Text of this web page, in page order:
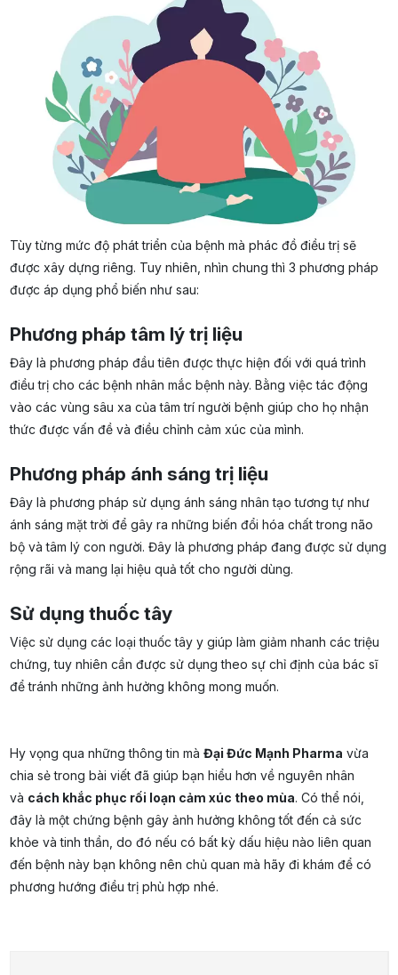
Tùy từng mức độ phát triển của bệnh mà phác đồ điều trị sẽ
được xây dựng riêng. Tuy nhiên, nhìn chung thì 3 phương pháp
được áp dụng phổ biến như sau:
Phương pháp tâm lý trị liệu
Đây là phương pháp đầu tiên được thực hiện đối với quá trình
điều trị cho các bệnh nhân mắc bệnh này. Bằng việc tác động
vào các vùng sâu xa của tâm trí người bệnh giúp cho họ nhận
thức được vấn đề và điều chỉnh cảm xúc của mình.
Phương pháp ánh sáng trị liệu
Đây là phương pháp sử dụng ánh sáng nhân tạo tương tự như
ánh sáng mặt trời để gây ra những biến đổi hóa chất trong não
bộ và tâm lý con người. Đây là phương pháp đang được sử dụng
rộng rãi và mang lại hiệu quả tốt cho người dùng.
Sử dụng thuốc tây
Việc sử dụng các loại thuốc tây y giúp làm giảm nhanh các triệu
chứng, tuy nhiên cần được sử dụng theo sự chỉ định của bác sĩ
để tránh những ảnh hưởng không mong muốn.
Hy vọng qua những thông tin mà Đại Đức Mạnh Pharma vừa
chia sẻ trong bài viết đã giúp bạn hiểu hơn về nguyên nhân
và cách khắc phục rối loạn cảm xúc theo mùa. Có thể nói,
đây là một chứng bệnh gây ảnh hưởng không tốt đến cả sức
khỏe và tinh thần, do đó nếu có bất kỳ dấu hiệu nào liên quan
đến bệnh này bạn không nên chủ quan mà hãy đi khám để có
phương hướng điều trị phù hợp nhé.